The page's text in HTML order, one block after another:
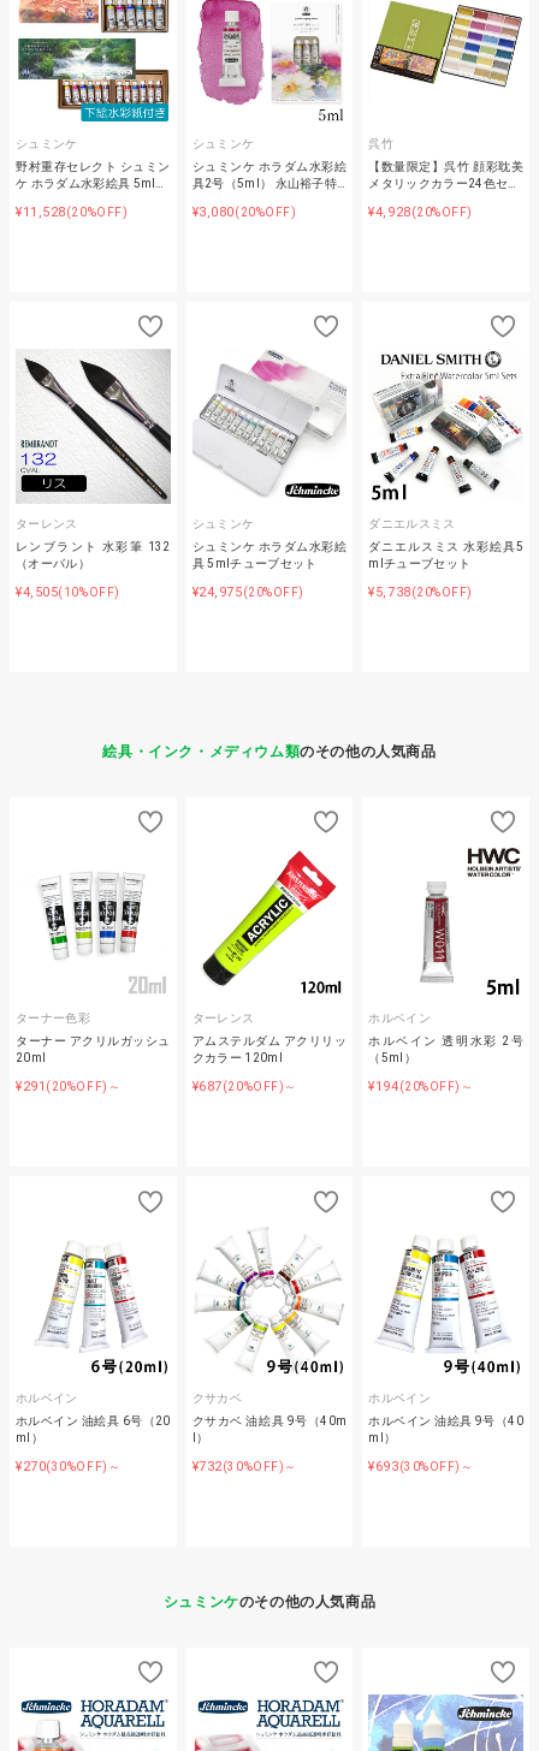
シュミンケ
野村重存セレクト シュミン
ケ ホラダム水彩絵具 5ml…
¥11,528(20%OFF)
シュミンケ
シュミンケ ホラダム水彩絵
具2号（5ml） 永山裕子特…
¥3,080(20%OFF)
呉竹
【数量限定】呉竹 顔彩耽美
メタリックカラー24色セ…
¥4,928(20%OFF)
ターレンス
レンブラント 水彩筆 132
（オーバル）
¥4,505(10%OFF)
シュミンケ
シュミンケ ホラダム水彩絵
具 5mlチューブセット
¥24,975(20%OFF)
ダニエルスミス
ダニエルスミス 水彩絵具5
mlチューブセット
¥5,738(20%OFF)
絵具・インク・メディウム類のその他の人気商品
ターナー色彩
ターナー アクリルガッシュ
20ml
¥291 (20%OFF)～
ターレンス
アムステルダム アクリリッ
クカラー 120ml
¥687(20%OFF)～
ホルベイン
ホルベイン 透明水彩 2号
（5ml）
¥194(20%OFF)～
ホルベイン
ホルベイン 油絵具 6号（20
ml）
¥270(30%OFF)～
クサカベ
クサカベ 油絵具 9号（40m
l）
¥732(30%OFF)～
ホルベイン
ホルベイン 油絵具 9号（40
ml）
¥693(30%OFF)～
シュミンケのその他の人気商品